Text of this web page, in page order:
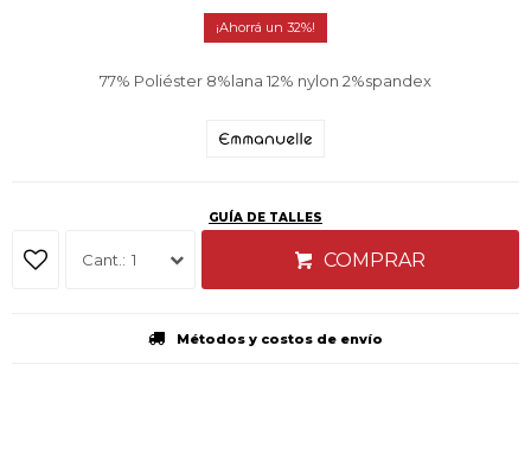
32
77% Poliéster 8%lana 12% nylon 2%spandex
GUÍA DE TALLES
1 COMPRAR
Métodos y costos de envío